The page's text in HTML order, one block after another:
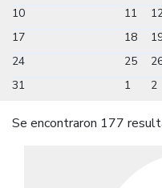
10
11
17
18
24
25
31
1 2
Se encontraron 177